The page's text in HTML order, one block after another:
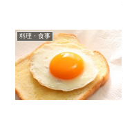
料理・食事